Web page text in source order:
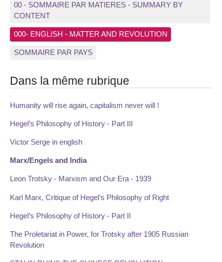
00 - SOMMAIRE PAR MATIERES - SUMMARY BY
CONTENT
000- ENGLISH - MATTER AND REVOLUTION
SOMMAIRE PAR PAYS
Dans la même rubrique
Humanity will rise again, capitalism never will !
Hegel’s Philosophy of History - Part III
Victor Serge in english
Marx/Engels and India
Leon Trotsky - Marxism and Our Era - 1939
Karl Marx, Critique of Hegel’s Philosophy of Right
Hegel’s Philosophy of History - Part II
The Proletariat in Power, for Trotsky after 1905 Russian
Revolution